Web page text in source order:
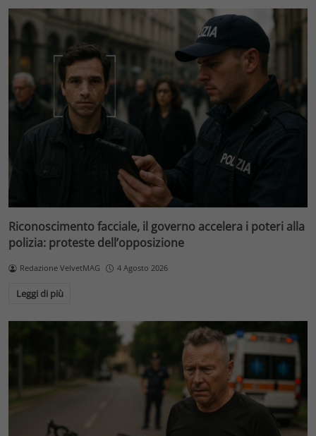
Riconoscimento facciale, il governo accelera i poteri alla
polizia: proteste dell’opposizione
Redazione VelvetMAG 4 Agosto 2026
Leggi di più